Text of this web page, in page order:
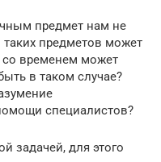
предмет нам не
предметов может
со временем может
в таком случае?
специалистов?
задачей, для этого